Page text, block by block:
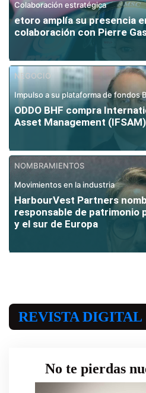
Colaboración estratégica
etoro amplía su presencia
colaboración con Pierre
NEGOCIO
Impulso a su plataforma de fondos
ODDO BHF compra
Asset Management (IFSAM)
NOMBRAMIENTOS
Movimientos en la industria
HarbourVest Partners
responsable de patrimonio
y el sur de Europa
REVISTA DIGITAL
No te pierdas